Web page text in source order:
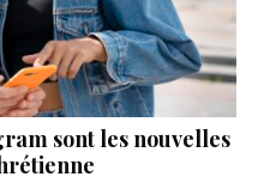
sont les nouvelles